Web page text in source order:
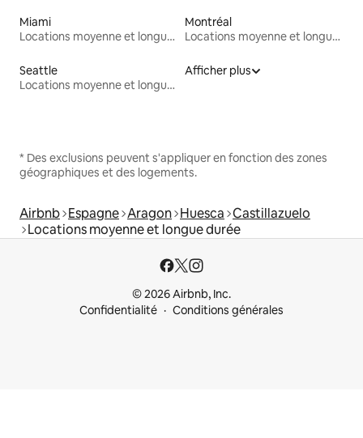
Miami
Locations moyenne et longue durée
Montréal
Locations moyenne et longue durée
Seattle
Locations moyenne et longue durée
Afficher plus
* Des exclusions peuvent s'appliquer en fonction des zones
géographiques et des logements.
Airbnb Espagne Aragon Huesca Castillazuelo
Locations moyenne et longue durée
© 2026 Airbnb, Inc.
Confidentialité
Conditions générales